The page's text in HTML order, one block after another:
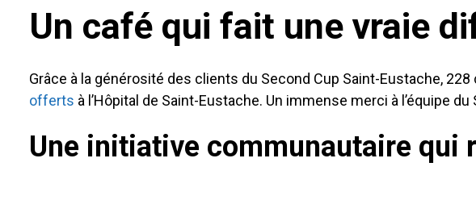
Un café qui fait une vraie
Grâce à la générosité des clients du Second Cup Saint-Eustache,
offerts à l’Hôpital de Saint-Eustache. Un immense merci à l’équipe
Une initiative communautaire